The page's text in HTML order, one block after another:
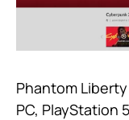
Phantom
PC, PlayStation